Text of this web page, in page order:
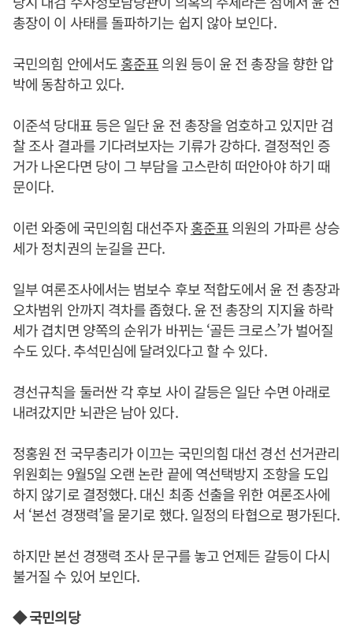
총장이 이 사태를 돌파하기는 쉽지 않아 보인다.
국민의힘 안에서도홍준표의원 등이 윤 전 총장을 향한 압
박에 동참하고 있다.
이준석 당대표 등은 일단 윤 전 총장을 엄호하고 있지만 검
찰 조사 결과를 기다려보자는 기류가 강하다. 결정적인 증
거가 나온다면 당이 그 부담을 고스란히 떠안아야 하기 때
문이다.
이런 와중에 국민의힘 대선주자홍준표의원의 가파른 상승
세가 정치권의 눈길을 끈다.
일부 여론조사에서는 범보수 후보 적합도에서 윤 전 총장과
오차범위 안까지 격차를 좁혔다. 윤 전 총장의 지지율 하락
세가 겹치면 양쪽의 순위가 바뀌는 ‘골든 크로스’가 벌어질
수도 있다. 추석민심에 달려있다고 할 수 있다.
경선규칙을 둘러싼 각 후보 사이 갈등은 일단 수면 아래로
내려갔지만 뇌관은 남아 있다.
정홍원 전 국무총리가 이끄는 국민의힘 대선 경선 선거관리
위원회는 9월5일 오랜 논란 끝에 역선택방지 조항을 도입
하지 않기로 결정했다. 대신 최종 선출을 위한 여론조사에
서 ‘본선 경쟁력’을 묻기로 했다. 일정의 타협으로 평가된다.
하지만 본선 경쟁력 조사 문구를 놓고 언제든 갈등이 다시
불거질 수 있어 보인다.
◆ 국민의당